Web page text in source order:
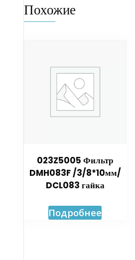
Похожие
023Z5005 Фильтр
DMH083F /3/8*10мм/
DCL083 гайка
Подробнее